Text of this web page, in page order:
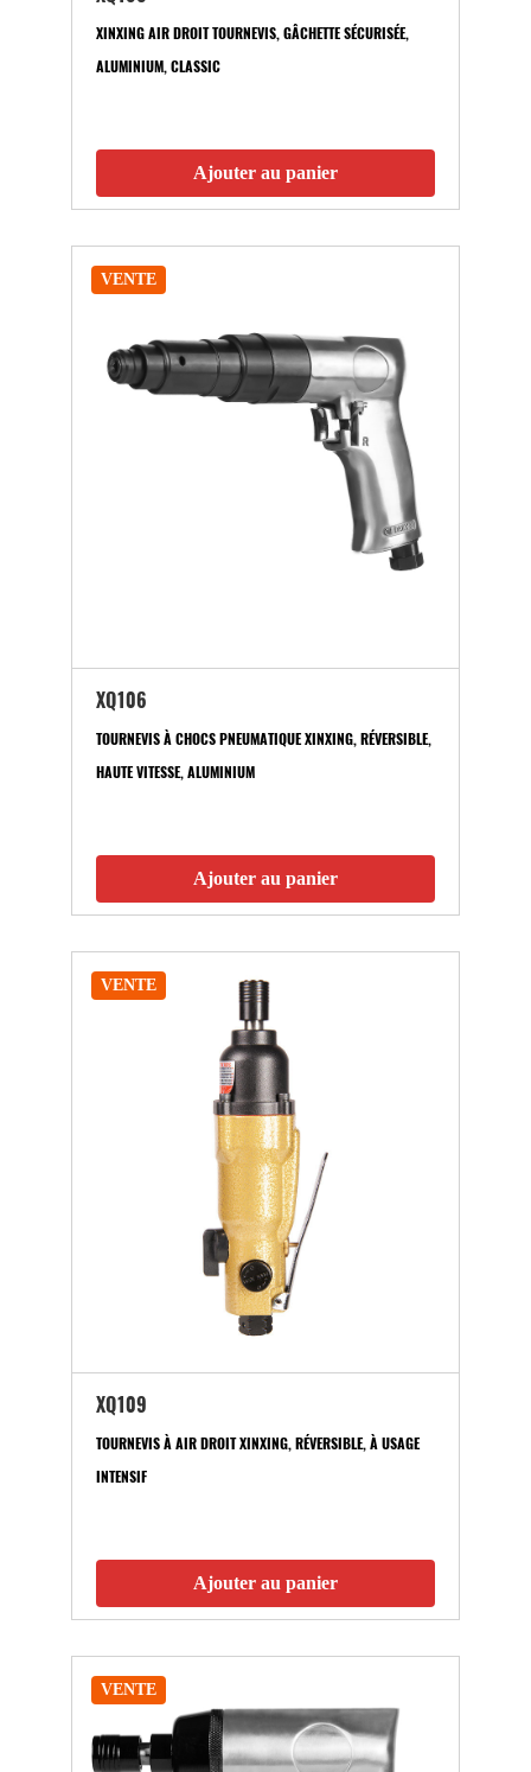
XINXING AIR DROIT TOURNEVIS, GÂCHETTE SÉCURISÉE,
ALUMINIUM, CLASSIC
Ajouter au panier
VENTE
XQ106
TOURNEVIS À CHOCS PNEUMATIQUE XINXING, RÉVERSIBLE,
HAUTE VITESSE, ALUMINIUM
Ajouter au panier
VENTE
XQ109
TOURNEVIS À AIR DROIT XINXING, RÉVERSIBLE, À USAGE
INTENSIF
Ajouter au panier
VENTE